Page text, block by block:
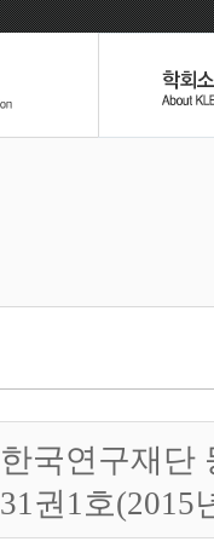
한국연구재단
31권1호(2015